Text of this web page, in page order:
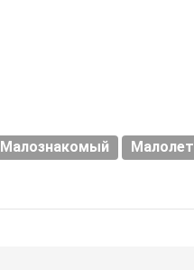
Малознакомый